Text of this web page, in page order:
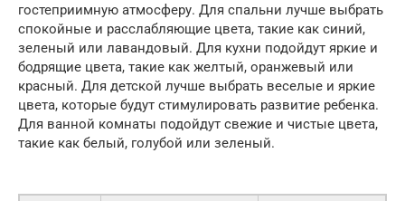
гостеприимную атмосферу. Для спальни лучше выбрать
спокойные и расслабляющие цвета, такие как синий,
зеленый или лавандовый. Для кухни подойдут яркие и
бодрящие цвета, такие как желтый, оранжевый или
красный. Для детской лучше выбрать веселые и яркие
цвета, которые будут стимулировать развитие ребенка.
Для ванной комнаты подойдут свежие и чистые цвета,
такие как белый, голубой или зеленый.